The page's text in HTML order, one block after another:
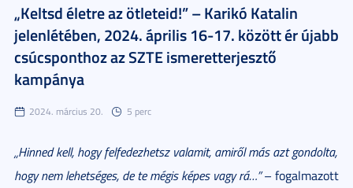
„Keltsd életre az ötleteid!” – Karikó Katalin
jelenlétében, 2024. április 16-17. között ér újabb
csúcsponthoz az SZTE ismeretterjesztő
kampánya
2024. március 20. 5 perc
„Hinned kell, hogy felfedezhetsz valamit, amiről más azt gondolta,
hogy nem lehetséges, de te mégis képes vagy rá…”– fogalmazott